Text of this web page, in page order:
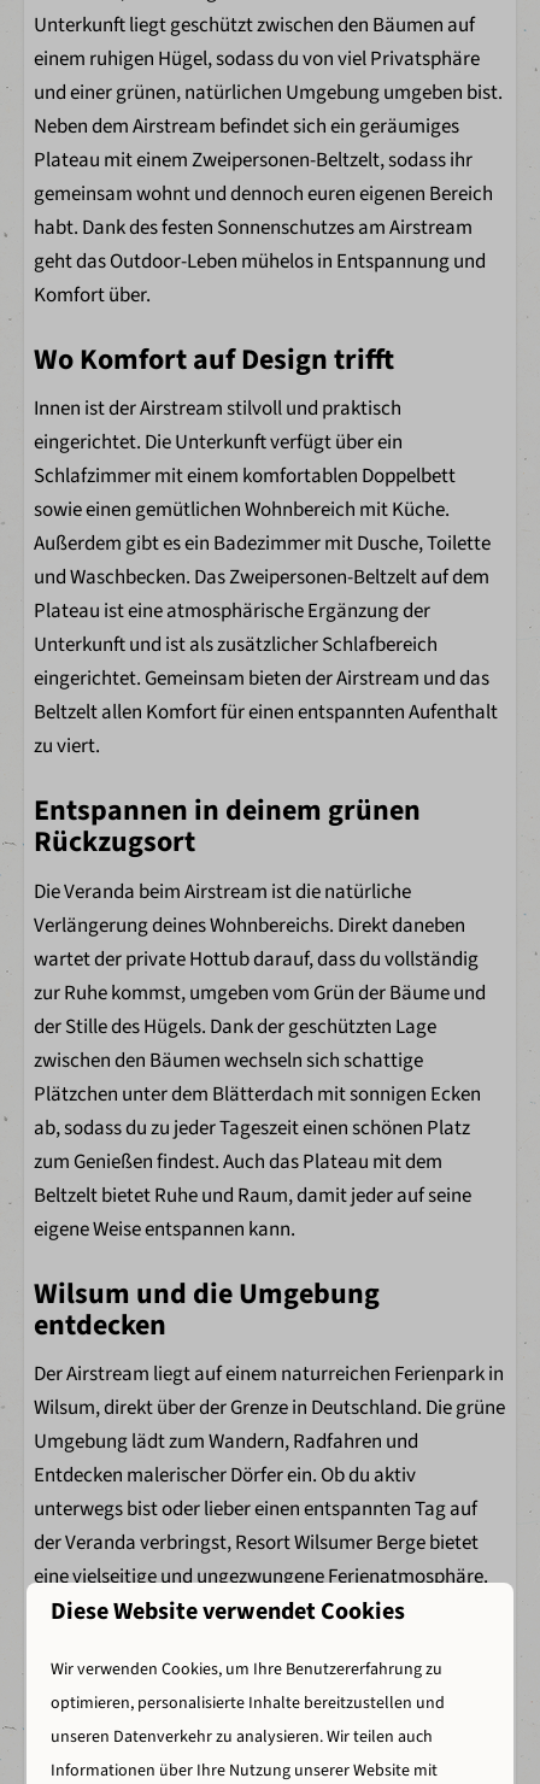
1 Satz Handtücher pro gebuchte Person
Dusche
Waschbecken
Toilette im Badezimmer
Außenbereich
Markise
Holzveranda
Lounge-Set mit Kissen
Kinder
Bingo
Parkeinrichtungen
Bogenschießen
Kletterwald
Alpakas füttern
Schwimmen im Freizeitsee
Kinderspielplatz
(beach) Volleybal
Fußballplatz
Jeep Safari
Ranger Club
Entertainment
Beachbar Little Lakeside
Imbiss
Restaurant Lakeside
Fahrradverleih
Unterkunft liegt geschützt zwischen den Bäumen auf
einem ruhigen Hügel, sodass du von viel Privatsphäre
und einer grünen, natürlichen Umgebung umgeben bist.
Neben dem Airstream befindet sich ein geräumiges
Plateau mit einem Zweipersonen-Beltzelt, sodass ihr
gemeinsam wohnt und dennoch euren eigenen Bereich
habt. Dank des festen Sonnenschutzes am Airstream
geht das Outdoor-Leben mühelos in Entspannung und
Komfort über.
Wo Komfort auf Design trifft
Innen ist der Airstream stilvoll und praktisch
eingerichtet. Die Unterkunft verfügt über ein
Schlafzimmer mit einem komfortablen Doppelbett
sowie einen gemütlichen Wohnbereich mit Küche.
Außerdem gibt es ein Badezimmer mit Dusche, Toilette
und Waschbecken. Das Zweipersonen-Beltzelt auf dem
Plateau ist eine atmosphärische Ergänzung der
Unterkunft und ist als zusätzlicher Schlafbereich
eingerichtet. Gemeinsam bieten der Airstream und das
Beltzelt allen Komfort für einen entspannten Aufenthalt
zu viert.
Entspannen in deinem grünen
Rückzugsort
Die Veranda beim Airstream ist die natürliche
Verlängerung deines Wohnbereichs. Direkt daneben
wartet der private Hottub darauf, dass du vollständig
zur Ruhe kommst, umgeben vom Grün der Bäume und
der Stille des Hügels. Dank der geschützten Lage
zwischen den Bäumen wechseln sich schattige
Plätzchen unter dem Blätterdach mit sonnigen Ecken
ab, sodass du zu jeder Tageszeit einen schönen Platz
zum Genießen findest. Auch das Plateau mit dem
Beltzelt bietet Ruhe und Raum, damit jeder auf seine
eigene Weise entspannen kann.
Wilsum und die Umgebung
entdecken
Der Airstream liegt auf einem naturreichen Ferienpark in
Wilsum, direkt über der Grenze in Deutschland. Die grüne
Umgebung lädt zum Wandern, Radfahren und
Entdecken malerischer Dörfer ein. Ob du aktiv
unterwegs bist oder lieber einen entspannten Tag auf
der Veranda verbringst, Resort Wilsumer Berge bietet
eine vielseitige und ungezwungene Ferienatmosphäre.
Bitte beachte:Dieser Bereich befindet sich derzeit noch
im Aufbau und die gezeigten Fotos dienen zur
Illustration.
Energie-Label
Diese Website verwendet Cookies
Wir verwenden Cookies, um Ihre Benutzererfahrung zu
optimieren, personalisierte Inhalte bereitzustellen und
unseren Datenverkehr zu analysieren. Wir teilen auch
Informationen über Ihre Nutzung unserer Website mit